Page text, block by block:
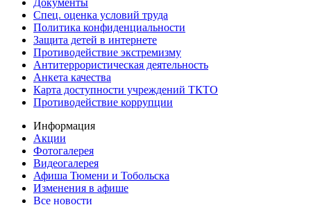
Спец. оценка условий труда
Политика конфиденциальности
Защита детей в интернете
Противодействие экстремизму
Антитеррористическая деятельность
Анкета качества
Карта доступности учреждений ТКТО
Противодействие коррупции
Информация
Акции
Фотогалерея
Видеогалерея
Афиша Тюмени и Тобольска
Изменения в афише
Все новости